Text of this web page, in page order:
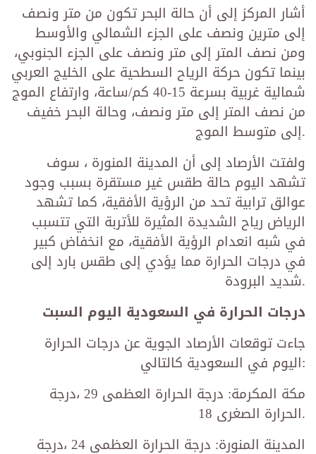
أشار المركز إلى أن حالة البحر تكون من متر ونصف
إلى مترين ونصف على الجزء الشمالي والأوسط
ومن نصف المتر إلى متر ونصف على الجزء الجنوبي،
بينما تكون حركة الرياح السطحية على الخليج العربي
شمالية غربية بسرعة 15-40 كم/ساعة، وارتفاع الموج
من نصف المتر إلى متر ونصف، وحالة البحر خفيف
إلى متوسط الموج.
ولفتت الأرصاد إلى أن المدينة المنورة ، سوف
تشهد اليوم حالة طقس غير مستقرة بسبب وجود
عوالق ترابية تحد من الرؤية الأفقية، كما تشهد
الرياض رياح الشديدة المثيرة للأتربة التي تتسبب
في شبه انعدام الرؤية الأفقية، مع انخفاض كبير
في درجات الحرارة مما يؤدي إلى طقس بارد إلى
شديد البرودة.
درجات الحرارة في السعودية اليوم السبت
جاءت توقعات الأرصاد الجوية عن درجات الحرارة
اليوم في السعودية كالتالي:
مكة المكرمة: درجة الحرارة العظمى 29 ،درجة
الحرارة الصغرى 18.
المدينة المنورة: درجة الحرارة العظمى 24 ،درجة